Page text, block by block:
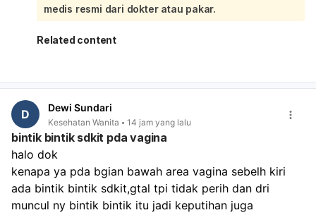
Makan pisang atau makanan tertentutidak terbukti
langsung menghentikan flek atau mempercepat haid.
Yang lebih mungkin berpengaruh adalah kondisi tubuh
hari, itu masih bisa termasuk variasi siklus yang normal.
cukup, makan teratur, dan kurangi stres. Sebaiknya
periksa ke dokter kandungan atau dokter umum kalau:
haid tidak datang sampai lebih dari 1–2 minggu,
flek/pendarahan berulang terus,
ada nyeri perut hebat,
bau tidak sedap,
atau darah keluar sangat banyak.
medis resmi dari dokter atau pakar.
Related content
D Dewi Sundari
Kesehatan Wanita 14 jam yang lalu
bintik bintik sdkit pda vagina
halo dok
kenapa ya pda bgian bawah area vagina sebelh kiri
ada bintik bintik sdkit,gtal tpi tidak perih dan dri
muncul ny bintik bintik itu jadi keputihan juga